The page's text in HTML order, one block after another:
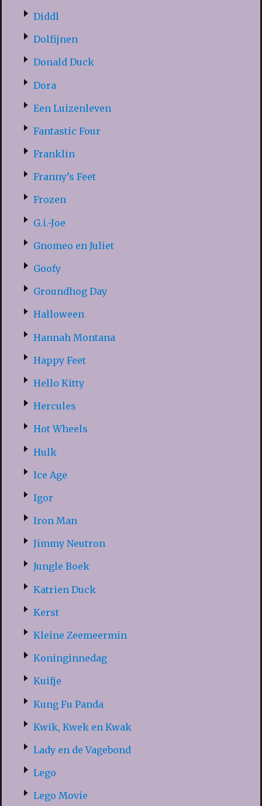
Diddl
Dolfijnen
Donald Duck
Dora
Een Luizenleven
Fantastic Four
Franklin
Franny’s Feet
Frozen
G.i.-Joe
Gnomeo en Juliet
Goofy
Groundhog Day
Halloween
Hannah Montana
Happy Feet
Hello Kitty
Hercules
Hot Wheels
Hulk
Ice Age
Igor
Iron Man
Jimmy Neutron
Jungle Boek
Katrien Duck
Kerst
Kleine Zeemeermin
Koninginnedag
Kuifje
Kung Fu Panda
Kwik, Kwek en Kwak
Lady en de Vagebond
Lego
Lego Movie